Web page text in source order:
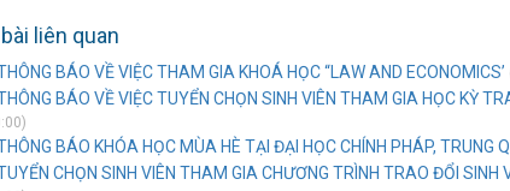
liên quan
BÁO VỀ VIỆC THAM GIA KHOÁ HỌC “LAW AND ECONOMICS’
BÁO VỀ VIỆC TUYỂN CHỌN SINH VIÊN THAM GIA HỌC KỲ
BÁO KHÓA HỌC MÙA HÈ TẠI ĐẠI HỌC CHÍNH PHÁP, TRUNG
CHỌN SINH VIÊN THAM GIA CHƯƠNG TRÌNH TRAO ĐỔI SINH